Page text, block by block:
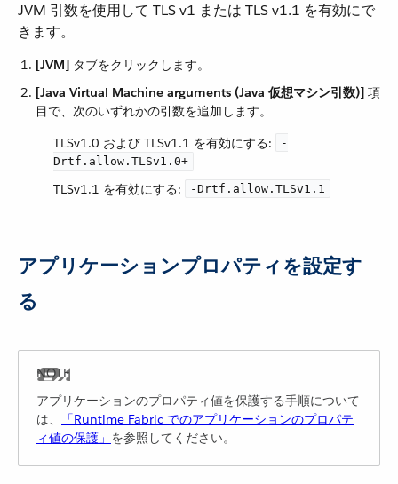
JVM 引数を使用して TLS v1 または TLS v1.1 を有効にで
きます。
[JVM] ​ タブをクリックします。
[Java Virtual Machine arguments (Java 仮想マシン引数)] ​ 項
目で、次のいずれかの引数を追加します。
TLSv1.0 および TLSv1.1 を有効にする:
-
Drtf.allow.TLSv1.0+
TLSv1.1 を有効にする: -Drtf.allow.TLSv1.1
アプリケーションプロパティを設定す
る
アプリケーションのプロパティ値を保護する手順について
は、​
「Runtime Fabric でのアプリケーションのプロパテ
ィ値の保護」 ​を参照してください。